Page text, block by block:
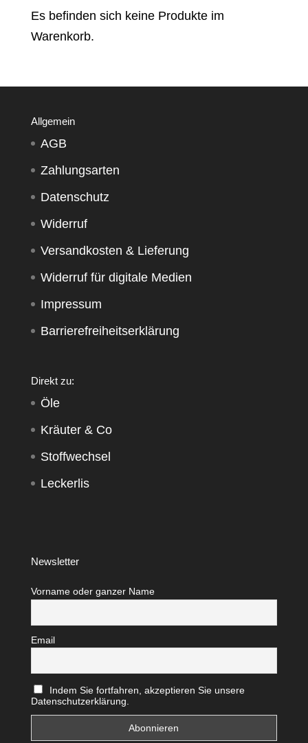
Es befinden sich keine Produkte im
Warenkorb.
Allgemein
AGB
Zahlungsarten
Datenschutz
Widerruf
Versandkosten & Lieferung
Widerruf für digitale Medien
Impressum
Barrierefreiheitserklärung
Direkt zu:
Öle
Kräuter & Co
Stoffwechsel
Leckerlis
Newsletter
Vorname oder ganzer Name
Email
Indem Sie fortfahren, akzeptieren Sie unsere
Datenschutzerklärung.